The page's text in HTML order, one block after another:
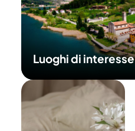
Luoghi di interesse